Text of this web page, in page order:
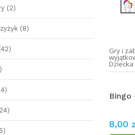
Gry i
Dziecka
Bingo
8,00
(2)
(8)